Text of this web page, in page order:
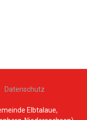
Datenschutz
Elbtalaue,